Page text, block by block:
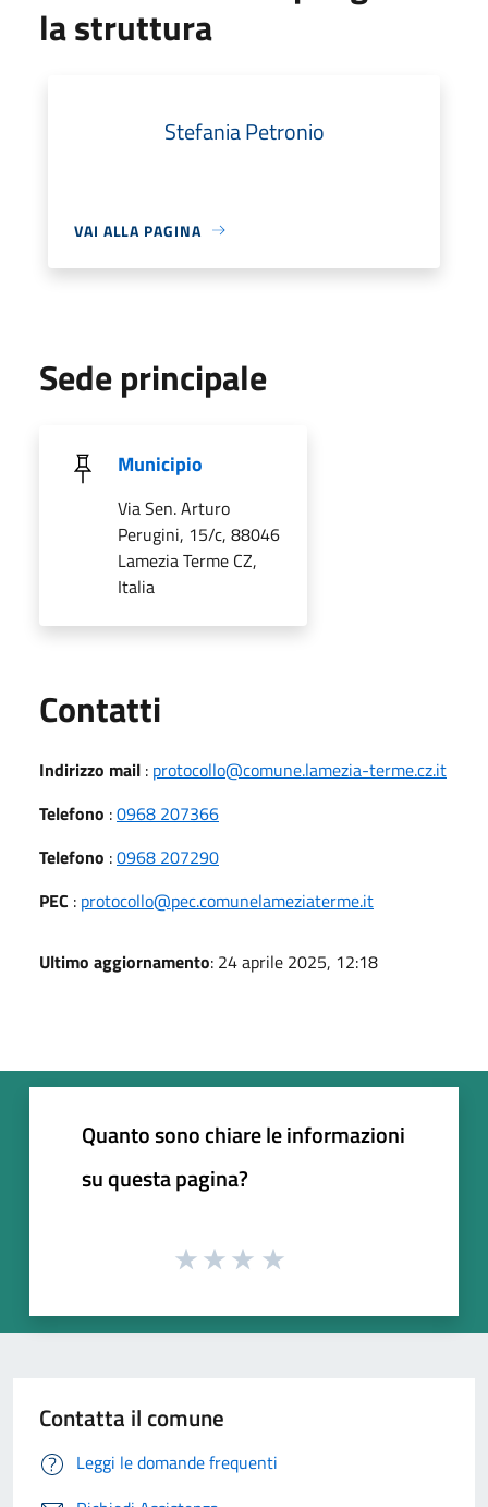
la struttura
Stefania Petronio
VAI ALLA PAGINA
Sede principale
Municipio
Via Sen. Arturo
Perugini, 15/c, 88046
Lamezia Terme CZ,
Italia
Contatti
Indirizzo mail : protocollo@comune.lamezia-terme.cz.it
Telefono :0968 207366
Telefono :0968 207290
PEC : protocollo@pec.comunelameziaterme.it
Ultimo aggiornamento: 24 aprile 2025, 12:18
Quanto sono chiare le informazioni
su questa pagina?
Contatta il comune
Leggi le domande frequenti